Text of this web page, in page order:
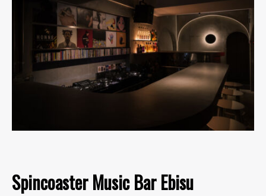
Spincoaster Music Bar Ebisu